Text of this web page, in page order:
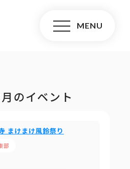
のイベント
まけまけ風鈴祭り
部